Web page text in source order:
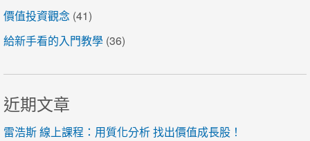
價值投資觀念 (41)
給新手看的入門教學 (36)
近期文章
雷浩斯 線上課程：用質化分析 找出價值成長股！